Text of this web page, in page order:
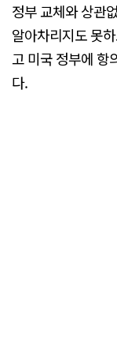
정부 교체와 상관
알아차리지도 못
고 미국 정부에 항
다.